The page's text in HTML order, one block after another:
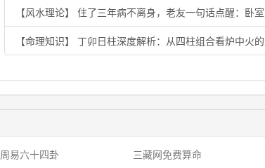
【风水理论】 住了三年病不离身，老友一句话点醒：卧
【命理知识】 丁卯日柱深度解析：从四柱组合看炉中火
周易六十四卦 三藏网免费算命